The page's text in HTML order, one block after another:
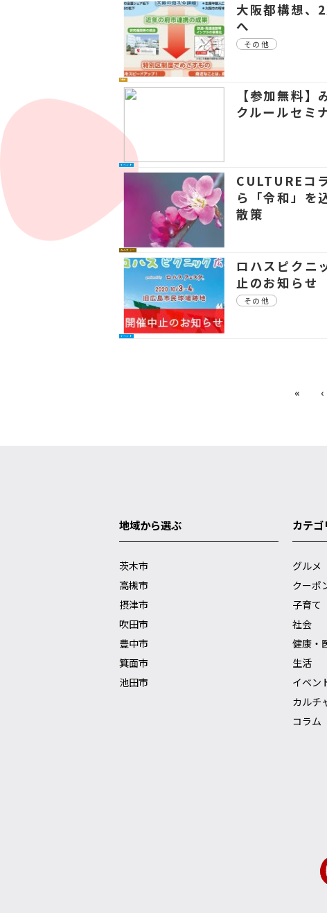
社会
大阪都構想、
へ
その他
イベント
【参加無料】
クルールセミ
カルチャー
CULTUREコ
ら「令和」
散策
イベント
ロハスピクニ
止のお知らせ
その他
« ‹
地域から選ぶ
茨木市
高槻市
摂津市
吹田市
豊中市
箕面市
池田市
カテ
グルメ
クーポ
子育て
社会
健康・
生活
イベン
カルチ
コラム